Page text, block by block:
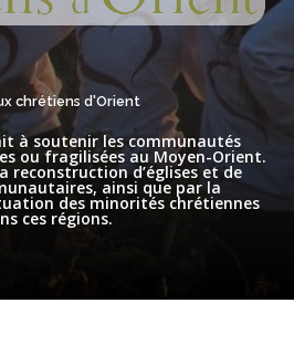
chrétiens d'Orient
à soutenir les communautés
ou fragilisées au Moyen-Orient.
reconstruction d’églises et de
ainsi que par la
des minorités chrétiennes
ces régions.